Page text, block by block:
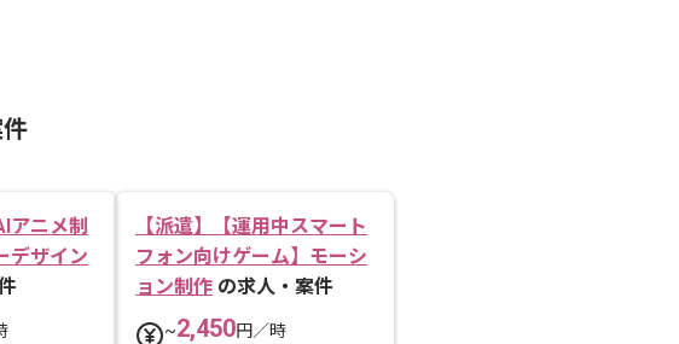
アニメ制
デザイン
【派遣】【運用中スマート
フォン向けゲーム】モーシ
ョン制作 の求人・案件
~2,450円／時